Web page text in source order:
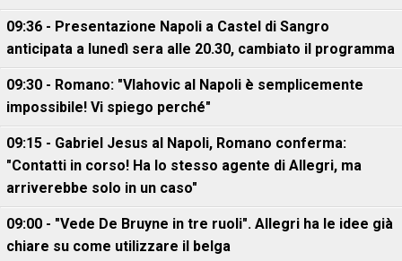
09:36 - Presentazione Napoli a Castel di Sangro
anticipata a lunedì sera alle 20.30, cambiato il programma
09:30 - Romano: "Vlahovic al Napoli è semplicemente
impossibile! Vi spiego perché"
09:15 - Gabriel Jesus al Napoli, Romano conferma:
"Contatti in corso! Ha lo stesso agente di Allegri, ma
arriverebbe solo in un caso"
09:00 - "Vede De Bruyne in tre ruoli". Allegri ha le idee già
chiare su come utilizzare il belga